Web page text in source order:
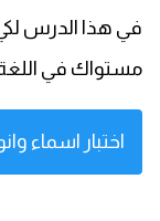
في هذا الدرس
مستواك في اللغة
اختبار اسماء